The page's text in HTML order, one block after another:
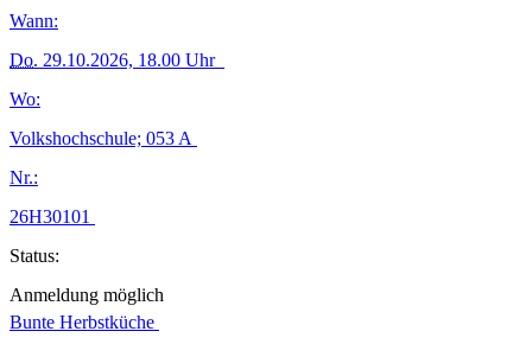
Wann:
Do. 29.10.2026, 18.00 Uhr
Wo:
Volkshochschule; 053 A
Nr.:
26H30101
Status:
Anmeldung möglich
Bunte Herbstküche